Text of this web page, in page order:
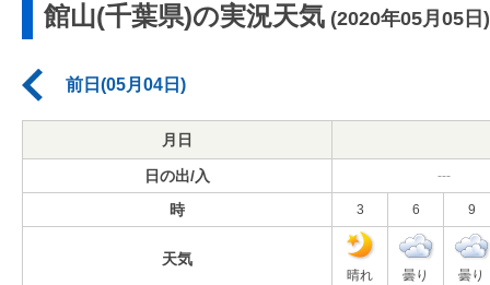
館山(千葉県)の実況天気 (2020年05月05日)
前日(05月04日)
月日
日の出/入 ---
時 3 6 9
天気
晴れ 曇り 曇り